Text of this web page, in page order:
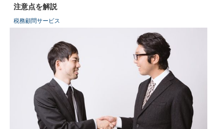
注意点を解説
税務顧問サービス